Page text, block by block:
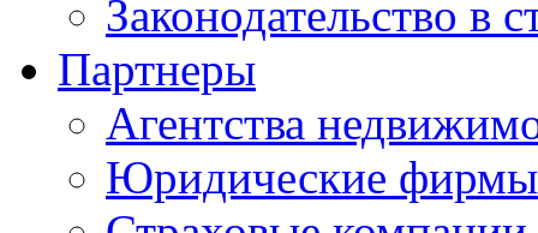
Законодательство в
Партнеры
Агентства
Юридические фирмы